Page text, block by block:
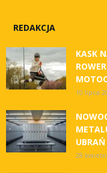
REDAKCJA
KASK
10 lipca
UBRAŃ
28